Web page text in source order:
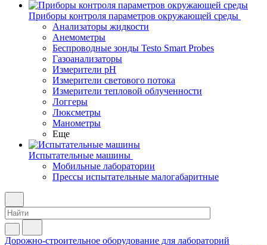
Приборы контроля параметров окружающей среды
Анализаторы жидкости
Анемометры
Беспроводные зонды Testo Smart Probes
Газоанализаторы
Измерители pH
Измерители светового потока
Измерители тепловой облученности
Логгеры
Люксметры
Манометры
Еще
Испытательные машины
Мобильные лаборатории
Прессы испытательные малогабаритные
Дорожно-строительное оборудование для лабораторий